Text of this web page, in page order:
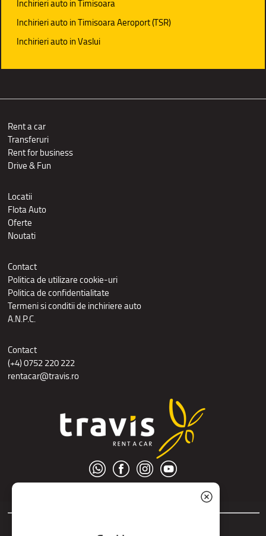
Inchirieri auto in Timisoara
Inchirieri auto in Timisoara Aeroport (TSR)
Inchirieri auto in Vaslui
Rent a car
Transferuri
Rent for business
Drive & Fun
Locatii
Flota Auto
Oferte
Noutati
Contact
Politica de utilizare cookie-uri
Politica de confidentialitate
Termeni si conditii de inchiriere auto
A.N.P.C.
Contact
(+4) 0752 220 222
rentacar@travis.ro